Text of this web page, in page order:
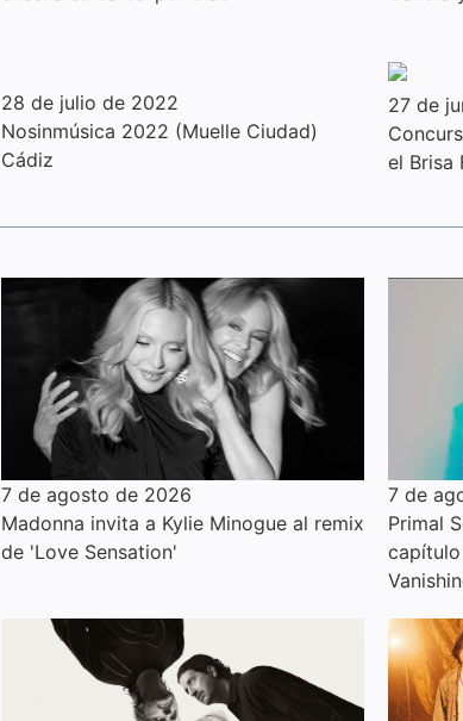
28 de julio de 2022
Nosinmúsica 2022 (Muelle Ciudad)
Cádiz
27 de
el Brisa
7 de agosto de 2026
Madonna invita a Kylie Minogue al remix
de 'Love Sensation'
7 de
Primal
capítulo